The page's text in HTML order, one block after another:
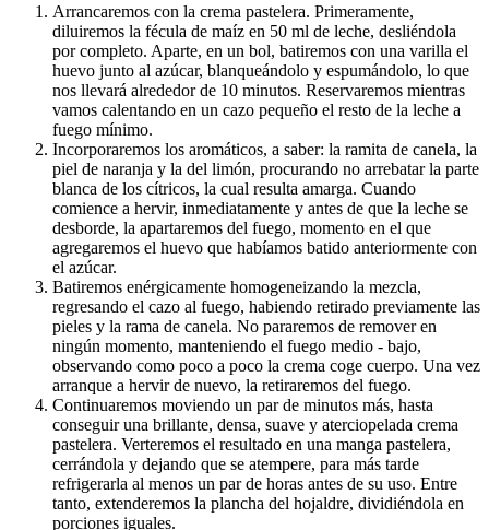
Arrancaremos con la crema pastelera. Primeramente,
diluiremos la fécula de maíz en 50 ml de leche, desliéndola
por completo. Aparte, en un bol, batiremos con una varilla el
huevo junto al azúcar, blanqueándolo y espumándolo, lo que
nos llevará alrededor de 10 minutos. Reservaremos mientras
vamos calentando en un cazo pequeño el resto de la leche a
fuego mínimo.
Incorporaremos los aromáticos, a saber: la ramita de canela, la
piel de naranja y la del limón, procurando no arrebatar la parte
blanca de los cítricos, la cual resulta amarga. Cuando
comience a hervir, inmediatamente y antes de que la leche se
desborde, la apartaremos del fuego, momento en el que
agregaremos el huevo que habíamos batido anteriormente con
el azúcar.
Batiremos enérgicamente homogeneizando la mezcla,
regresando el cazo al fuego, habiendo retirado previamente las
pieles y la rama de canela. No pararemos de remover en
ningún momento, manteniendo el fuego medio - bajo,
observando como poco a poco la crema coge cuerpo. Una vez
arranque a hervir de nuevo, la retiraremos del fuego.
Continuaremos moviendo un par de minutos más, hasta
conseguir una brillante, densa, suave y aterciopelada crema
pastelera. Verteremos el resultado en una manga pastelera,
cerrándola y dejando que se atempere, para más tarde
refrigerarla al menos un par de horas antes de su uso. Entre
tanto, extenderemos la plancha del hojaldre, dividiéndola en
porciones iguales.